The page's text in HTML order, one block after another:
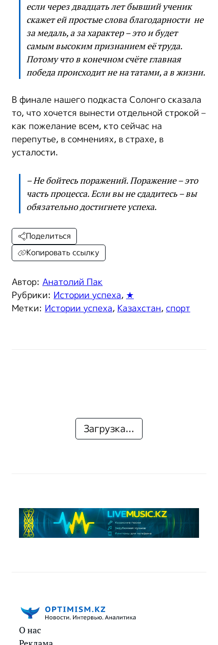
если через двадцать лет бывший ученик
скажет ей простые слова благодарности не
за медаль, а за характер – это и будет
самым высоким признанием её труда.
Потому что в конечном счёте главная
победа происходит не на татами, а в жизни.
В финале нашего подкаста Солонго сказала
то, что хочется вынести отдельной строкой –
как пожелание всем, кто сейчас на
перепутье, в сомнениях, в страхе, в
усталости.
– Не бойтесь поражений. Поражение – это
часть процесса. Если вы не сдадитесь – вы
обязательно достигнете успеха.
Автор: Анатолий Пак
Рубрики: Истории успеха, ★
Метки: Истории успеха, Казахстан, спорт
Поделиться
Копировать ссылку
Загрузка...
О нас